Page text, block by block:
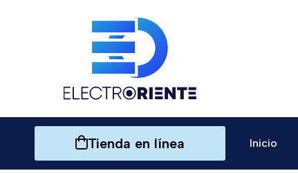
Tienda en línea Inicio